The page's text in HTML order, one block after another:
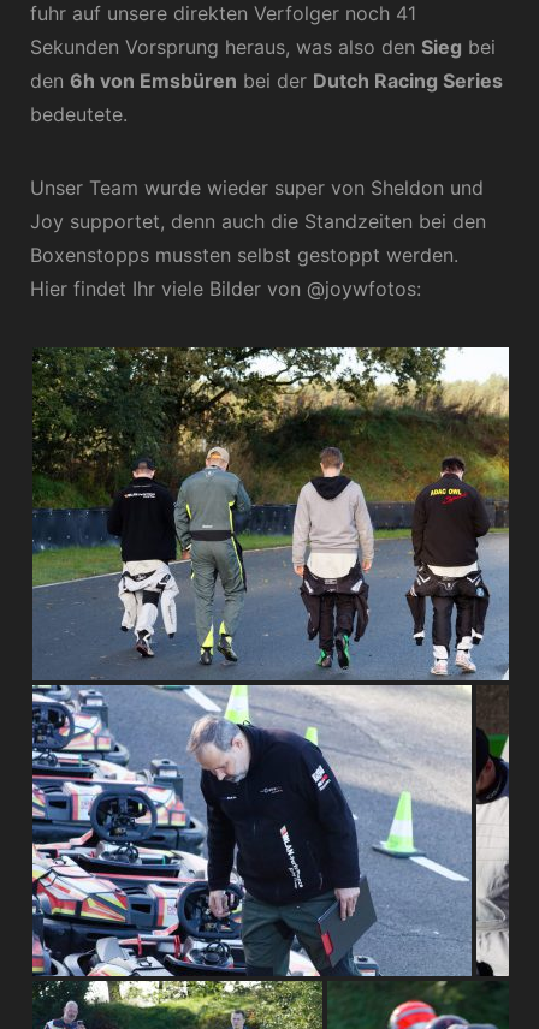
fuhr auf unsere direkten Verfolger noch 41
Sekunden Vorsprung heraus, was also den Sieg bei
den 6h von Emsbüren bei der Dutch Racing Series
bedeutete.
Unser Team wurde wieder super von Sheldon und
Joy supportet, denn auch die Standzeiten bei den
Boxenstopps mussten selbst gestoppt werden.
Hier findet Ihr viele Bilder von @joywfotos: